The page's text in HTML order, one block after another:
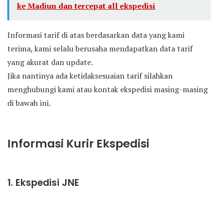
ke Madiun dan tercepat all ekspedisi
Informasi tarif di atas berdasarkan data yang kami
terima, kami selalu berusaha mendapatkan data tarif
yang akurat dan update.
Jika nantinya ada ketidaksesuaian tarif silahkan
menghubungi kami atau kontak ekspedisi masing-masing
di bawah ini.
Informasi Kurir Ekspedisi
1. Ekspedisi JNE